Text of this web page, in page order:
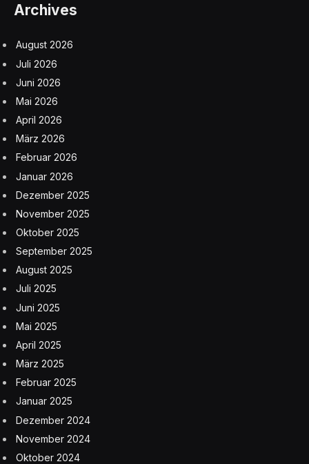
Archives
August 2026
Juli 2026
Juni 2026
Mai 2026
April 2026
März 2026
Februar 2026
Januar 2026
Dezember 2025
November 2025
Oktober 2025
September 2025
August 2025
Juli 2025
Juni 2025
Mai 2025
April 2025
März 2025
Februar 2025
Januar 2025
Dezember 2024
November 2024
Oktober 2024